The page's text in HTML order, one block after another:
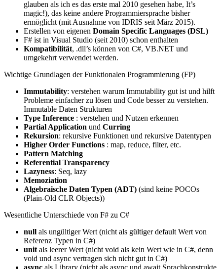
glauben als ich es das erste mal 2010 gesehen habe, It’s
magic!), das keine andere Programmiersprache bisher
ermöglicht (mit Ausnahme von IDRIS seit März 2015).
Erstellen von eigenen Domain Specific Languages (DSL)
F# ist in Visual Studio (seit 2010) schon enthalten
Kompatibilität, .dll’s können von C#, VB.NET und
umgekehrt verwendet werden.
Wichtige Grundlagen der Funktionalen Programmierung (FP)
Immutability: verstehen warum Immutability gut ist und hilft
Probleme einfacher zu lösen und Code besser zu verstehen.
Immutable Daten Strukturen
Type Inference : verstehen und Nutzen erkennen
Partial Application und Curring
Rekursion: rekursive Funktionen und rekursive Datentypen
Higher Order Functions : map, reduce, filter, etc.
Pattern Matching
Referential Transparency
Lazyness: Seq, lazy
Memoziation
Algebraische Daten Typen (ADT) (sind keine POCOs
(Plain-Old CLR Objects))
Wesentliche Unterschiede von F# zu C#
null als ungültiger Wert (nicht als gültiger default Wert von
Referenz Typen in C#)
unit als leerer Wert (nicht void als kein Wert wie in C#, denn
void und async vertragen sich nicht gut in C#)
async als Library (nicht als async und await Sprachkonstrukte